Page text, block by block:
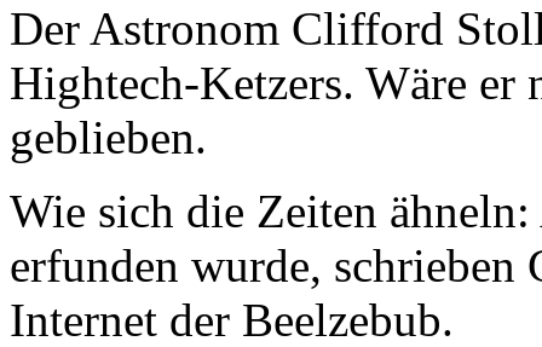
Der Astronom Clifford
Hightech-Ketzers. Wäre
geblieben.
Wie sich die Zeiten
erfunden wurde, schrieben
Internet der Beelzebub.